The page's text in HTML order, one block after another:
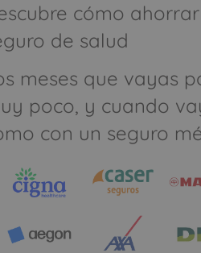
cómo
de salud
meses que vayas
poco, y cuando
con un seguro